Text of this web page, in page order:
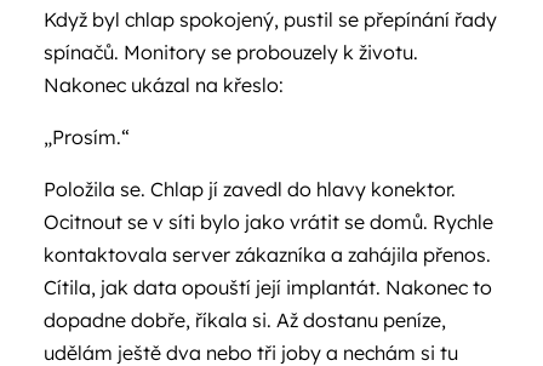
Když byl chlap spokojený, pustil se přepínání řady
spínačů. Monitory se probouzely k životu.
Nakonec ukázal na křeslo:
„Prosím.“
Položila se. Chlap jí zavedl do hlavy konektor.
Ocitnout se v síti bylo jako vrátit se domů. Rychle
kontaktovala server zákazníka a zahájila přenos.
Cítila, jak data opouští její implantát. Nakonec to
dopadne dobře, říkala si. Až dostanu peníze,
udělám ještě dva nebo tři joby a nechám si tu